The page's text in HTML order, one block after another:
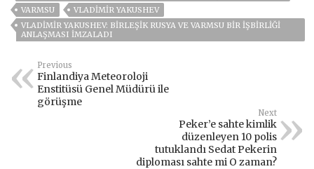
VARMSU
VLADIMIR YAKUSHEV
VLADIMIR YAKUSHEV: BIRLEŞIK RUSYA VE VARMSU BIR IŞBIRLIĞI
ANLAŞMASI IMZALADI
Previous
Finlandiya Meteoroloji
Enstitüsü Genel Müdürü ile
görüşme
Next
Peker’e sahte kimlik
düzenleyen 10 polis
tutuklandı Sedat Pekerin
diploması sahte mi O zaman?